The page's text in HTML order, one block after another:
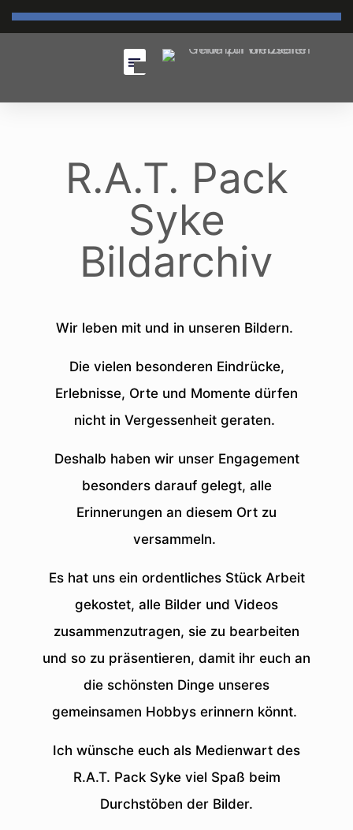
R.A.T. Pack
Syke
Bildarchiv
Wir leben mit und in unseren Bildern.
Die vielen besonderen Eindrücke,
Erlebnisse, Orte und Momente dürfen
nicht in Vergessenheit geraten.
Deshalb haben wir unser Engagement
besonders darauf gelegt, alle
Erinnerungen an diesem Ort zu
versammeln.
Es hat uns ein ordentliches Stück Arbeit
gekostet, alle Bilder und Videos
zusammenzutragen, sie zu bearbeiten
und so zu präsentieren, damit ihr euch an
die schönsten Dinge unseres
gemeinsamen Hobbys erinnern könnt.
Ich wünsche euch als Medienwart des
R.A.T. Pack Syke viel Spaß beim
Durchstöben der Bilder.